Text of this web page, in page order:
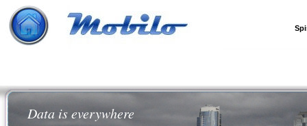
Data is everywhere